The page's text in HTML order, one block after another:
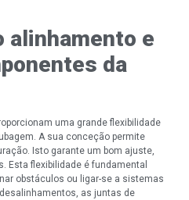
alinhamento e
da
uma grande flexibilidade
A sua conceção permite
Isto garante um bom ajuste,
Esta flexibilidade é fundamental
obstáculos ou ligar-se a sistemas
as juntas de